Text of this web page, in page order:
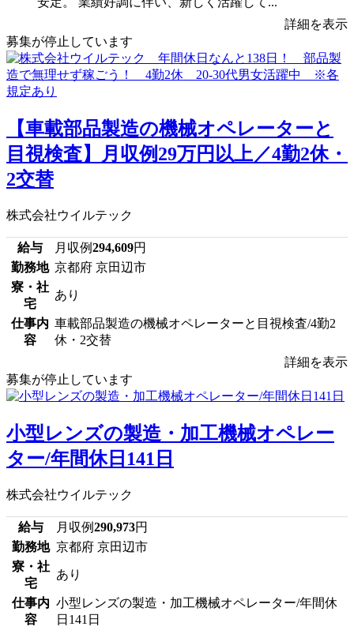
詳細を表示
募集が停止しています
【車載部品製造の機械オペレーターと
目視検査】月収例29万円以上／4勤2休・
2交替
株式会社ウイルテック
給与 月収例294,609円
勤務地 京都府 京田辺市
寮・社
宅
あり
仕事内
容
車載部品製造の機械オペレーターと目視検査/4勤2
休・2交替
詳細を表示
募集が停止しています
小型レンズの製造・加工機械オペレー
ター/年間休日141日
株式会社ウイルテック
給与 月収例290,973円
勤務地 京都府 京田辺市
寮・社
宅
あり
仕事内
容
小型レンズの製造・加工機械オペレーター/年間休
日141日